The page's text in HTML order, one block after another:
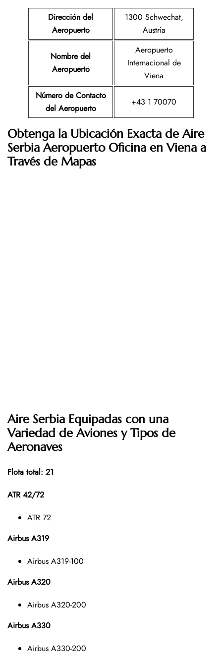
Dirección del
Aeropuerto
1300 Schwechat,
Austria
Nombre del
Aeropuerto
Aeropuerto
Internacional de
Viena
Número de Contacto
del Aeropuerto
+43 1 70070
Obtenga la Ubicación Exacta deAire
SerbiaAeropuerto Oficina en Viena a
Través de Mapas
Aire Serbia Equipadas con una
Variedad de Aviones y Tipos de
Aeronaves
Flota total: 21
ATR 42/72
ATR 72
Airbus A319
Airbus A319-100
Airbus A320
Airbus A320-200
Airbus A330
Airbus A330-200